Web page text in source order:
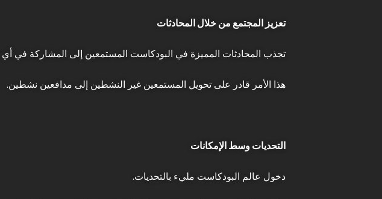
تعزيز المجتمع من خلال المحادثات
تجذب المحادثات المميزة في البودكاست المستمعين إلى المشاركة في أي
هذا الأمر قادر على تحويل المستمعين غير النشطين إلى مدافعين نشطين.
التحديات وسط الإمكانات
دخول عالم البودكاست مليء بالتحديات.